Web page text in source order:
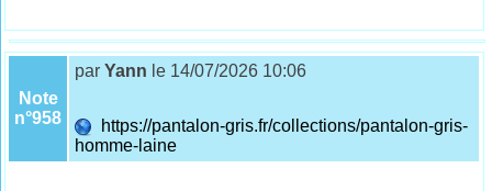
Note
n°958
parYann le 14/07/2026 10:06
https://pantalon-gris.fr/collections/pantalon-gris-
homme-laine